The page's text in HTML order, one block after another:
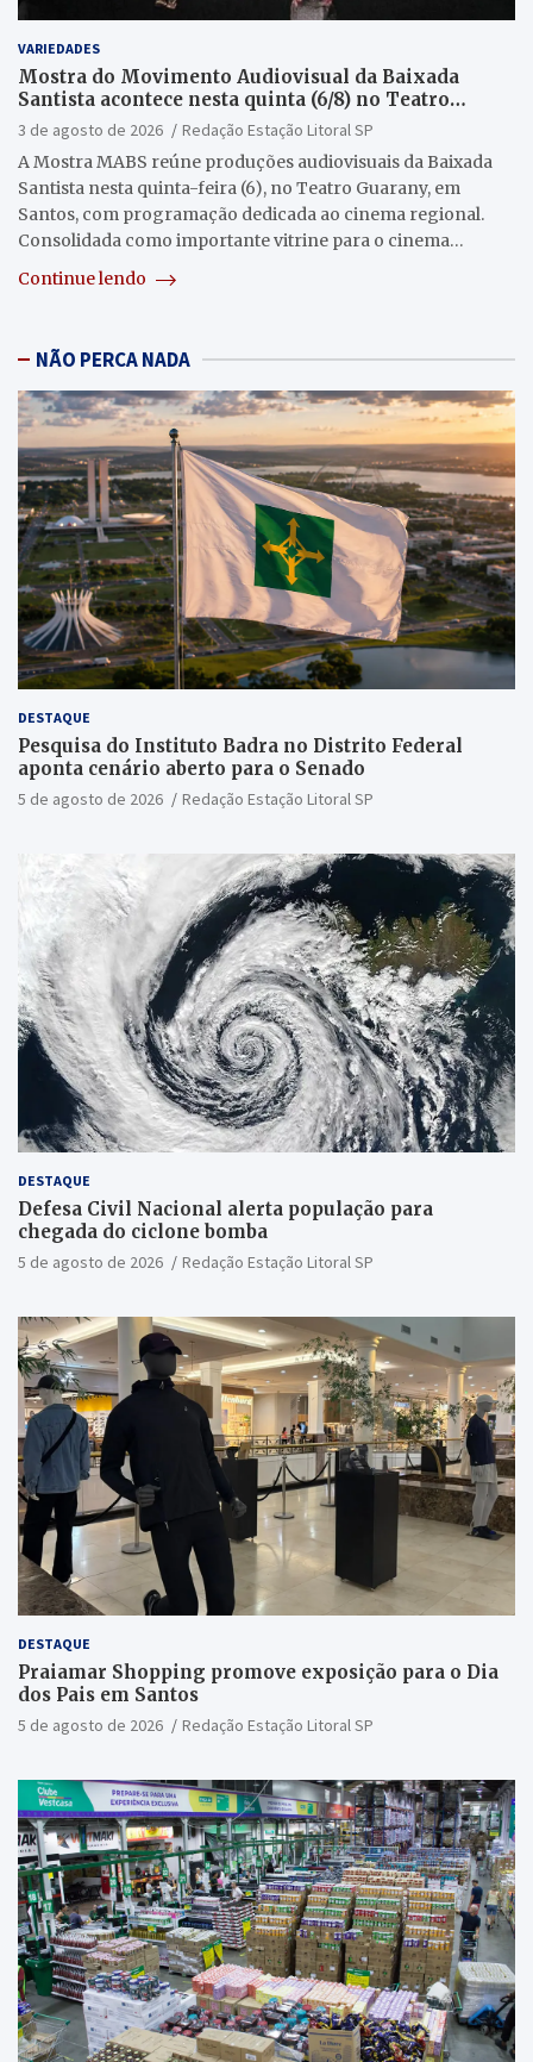
VARIEDADES
Mostra do Movimento Audiovisual da Baixada
Santista acontece nesta quinta (6/8) no Teatro
Guarany
3 de agosto de 2026
Redação Estação Litoral SP
A Mostra MABS reúne produções audiovisuais da Baixada
Santista nesta quinta-feira (6), no Teatro Guarany, em
Santos, com programação dedicada ao cinema regional.
Consolidada como importante vitrine para o cinema…
Continue lendo
NÃO PERCA NADA
DESTAQUE
Pesquisa do Instituto Badra no Distrito Federal
aponta cenário aberto para o Senado
5 de agosto de 2026 Redação Estação Litoral SP
DESTAQUE
Defesa Civil Nacional alerta população para
chegada do ciclone bomba
5 de agosto de 2026 Redação Estação Litoral SP
DESTAQUE
Praiamar Shopping promove exposição para o Dia
dos Pais em Santos
5 de agosto de 2026 Redação Estação Litoral SP